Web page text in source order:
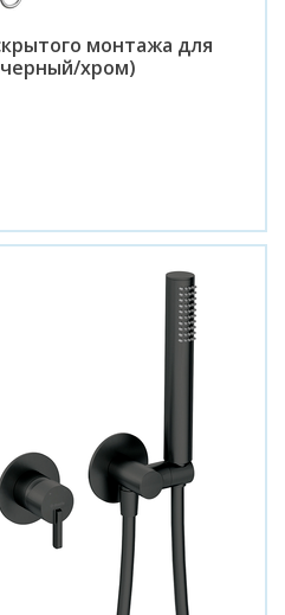
монтажа для
хром)